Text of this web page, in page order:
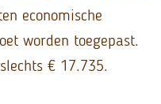
economische
worden toegepast.
€ 17.735.